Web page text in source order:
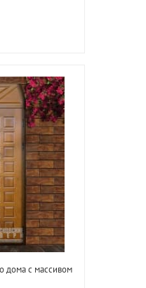
дома с массивом